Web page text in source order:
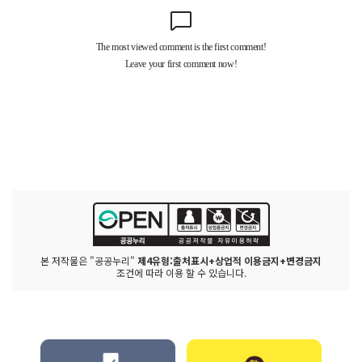
본 저작물은 "공공누리" 제4유형:출처표시+상업적 이용금지+변경금지
조건에 따라 이용 할 수 있습니다.